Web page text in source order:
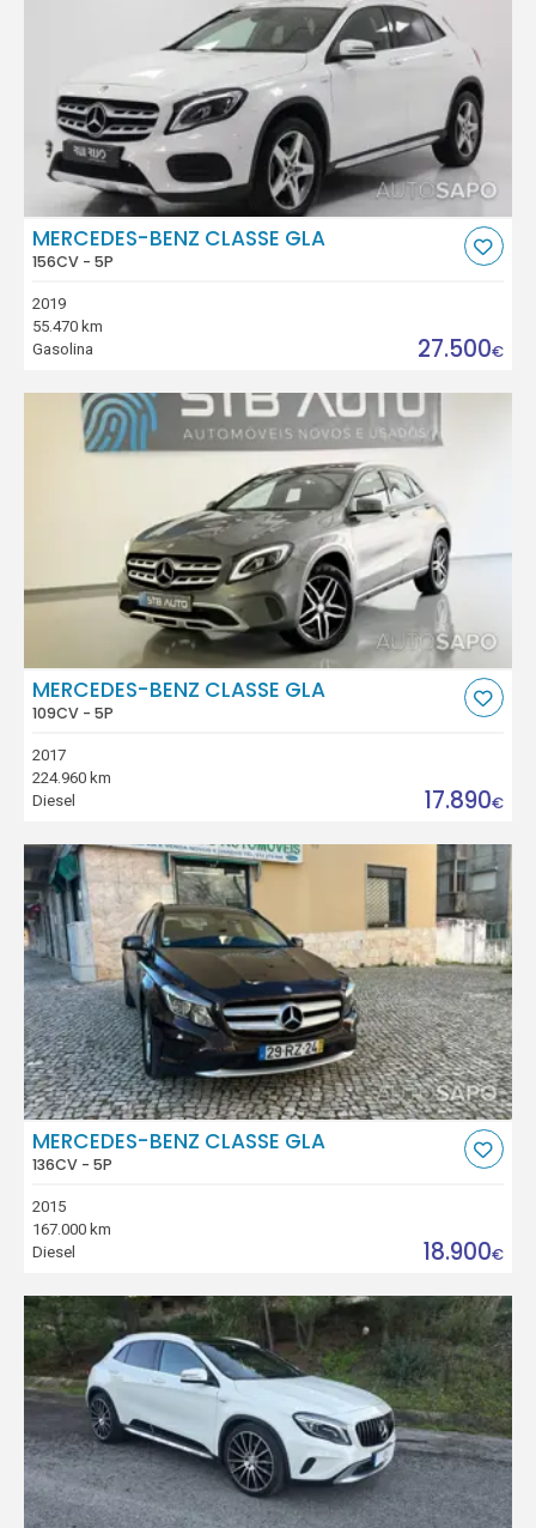
MERCEDES-BENZ CLASSE GLA
156CV - 5P
2019
55.470 km
Gasolina
27.500€
MERCEDES-BENZ CLASSE GLA
109CV - 5P
2017
224.960 km
Diesel
17.890€
MERCEDES-BENZ CLASSE GLA
136CV - 5P
2015
167.000 km
Diesel
18.900€